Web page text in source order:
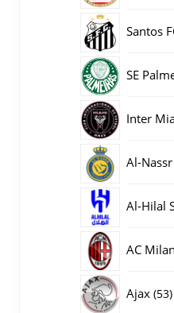
Santos
SE
Inter
Al-Nassr
Al-Hilal
AC Milan
Ajax 5353